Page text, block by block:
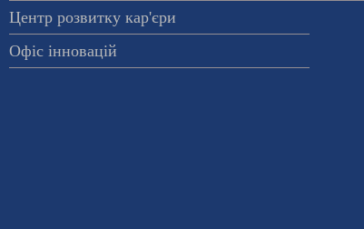
Центр розвитку кар'єри
Офіс інновацій